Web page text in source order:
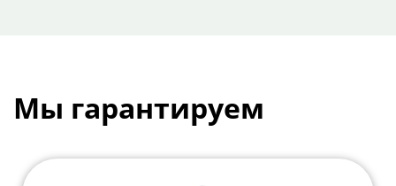
Мы гарантируем